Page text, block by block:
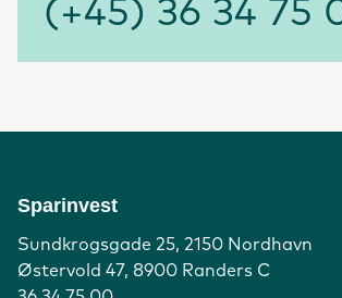
(+45) 36 34 75
Sparinvest
Sundkrogsgade 25, 2150 Nordhavn
Østervold 47, 8900 Randers C